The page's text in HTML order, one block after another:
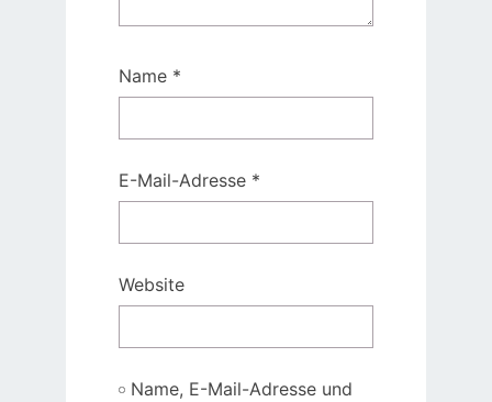
Name *
E-Mail-Adresse *
Website
Name, E-Mail-Adresse und